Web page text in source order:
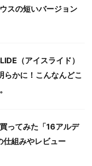
スの短いバージョン
（アイスライド）
かに！こんなんどこ
ってみた「16アルデ
仕組みやレビュー